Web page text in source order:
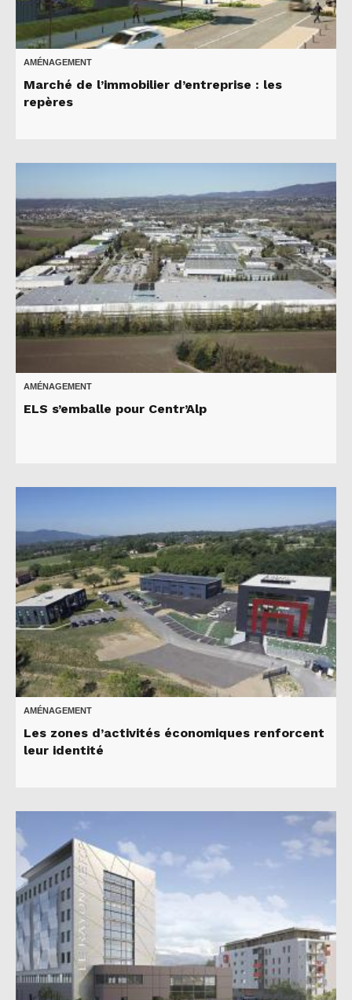
AMÉNAGEMENT
Marché de l’immobilier d’entreprise : les
repères
AMÉNAGEMENT
ELS s’emballe pour Centr’Alp
AMÉNAGEMENT
Les zones d’activités économiques renforcent
leur identité